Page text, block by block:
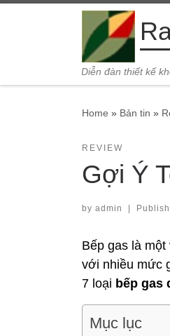
Diễn đàn thiết kế
Home » Bản tin »
REVIEW
Gợi Ý
by admin
Bếp gas là
với nhiều mức
7 loại bếp gas
Mục lục